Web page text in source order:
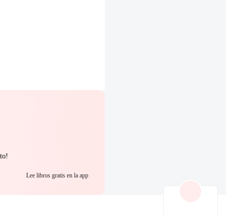
Lee libros gratis en la app